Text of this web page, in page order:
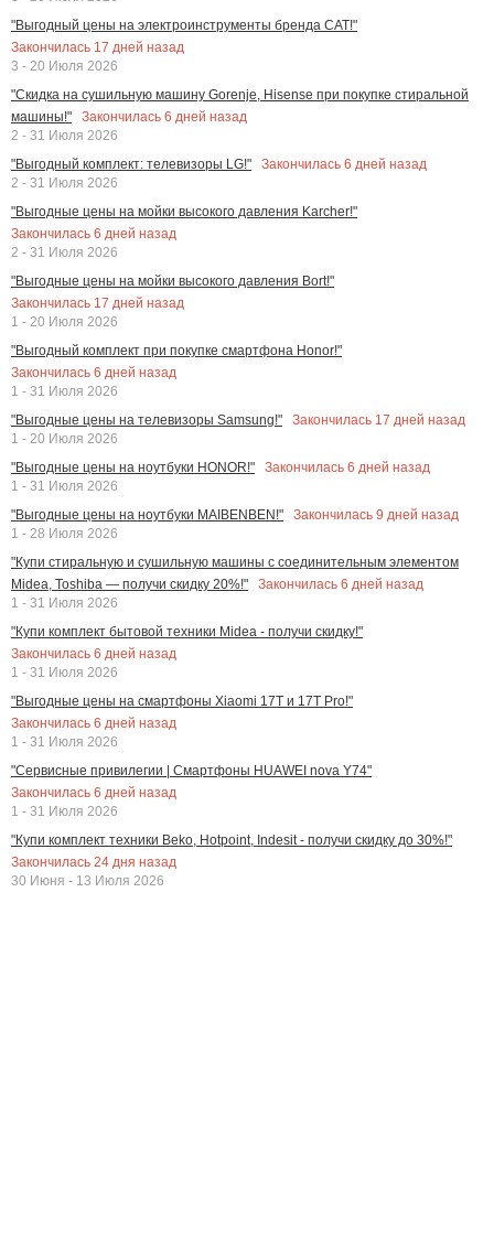
"Выгодный цены на электроинструменты бренда CAT!"
Закончилась 17 дней назад
3 - 20 Июля 2026
"Скидка на сушильную машину Gorenje, Hisense при покупке стиральной
машины!"
Закончилась 6 дней назад
2 - 31 Июля 2026
"Выгодный комплект: телевизоры LG!"
Закончилась 6 дней назад
2 - 31 Июля 2026
"Выгодные цены на мойки высокого давления Karcher!"
Закончилась 6 дней назад
2 - 31 Июля 2026
"Выгодные цены на мойки высокого давления Bort!"
Закончилась 17 дней назад
1 - 20 Июля 2026
"Выгодный комплект при покупке смартфона Honor!"
Закончилась 6 дней назад
1 - 31 Июля 2026
"Выгодные цены на телевизоры Samsung!"
Закончилась 17 дней назад
1 - 20 Июля 2026
"Выгодные цены на ноутбуки HONOR!"
Закончилась 6 дней назад
1 - 31 Июля 2026
"Выгодные цены на ноутбуки MAIBENBEN!"
Закончилась 9 дней назад
1 - 28 Июля 2026
"Купи стиральную и сушильную машины с соединительным элементом
Midea, Toshiba — получи скидку 20%!"
Закончилась 6 дней назад
1 - 31 Июля 2026
"Купи комплект бытовой техники Midea - получи скидку!"
Закончилась 6 дней назад
1 - 31 Июля 2026
"Выгодные цены на смартфоны Xiaomi 17T и 17T Pro!"
Закончилась 6 дней назад
1 - 31 Июля 2026
"Сервисные привилегии | Смартфоны HUAWEI nova Y74"
Закончилась 6 дней назад
1 - 31 Июля 2026
"Купи комплект техники Beko, Hotpoint, Indesit - получи скидку до 30%!"
Закончилась 24 дня назад
30 Июня - 13 Июля 2026